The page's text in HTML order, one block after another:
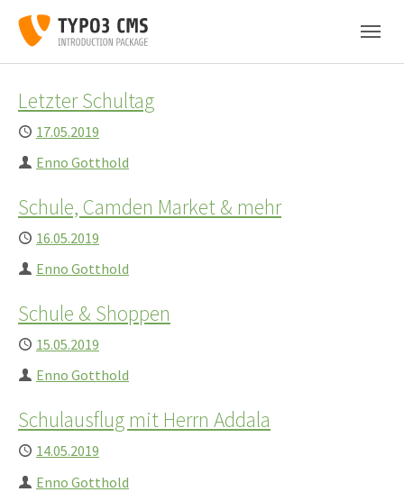
Skip to main navigation
Skip to main content
Skip to page footer
Letzter Schultag
Published
17.05.2019
Author
Enno Gotthold
Schule, Camden Market & mehr
Published
16.05.2019
Author
Enno Gotthold
Schule & Shoppen
Published
15.05.2019
Author
Enno Gotthold
Schulausflug mit Herrn Addala
Published
14.05.2019
Author
Enno Gotthold